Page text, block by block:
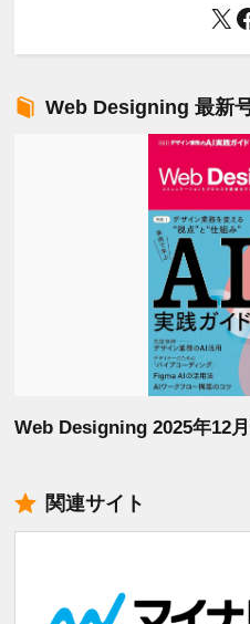
X
Web Designing 最新
Web Designing 2025年12
関連サイト